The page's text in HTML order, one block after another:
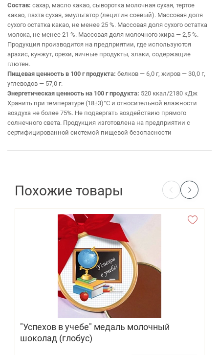
Состав: сахар, масло какао, сыворотка молочная сухая, тертое
какао, пахта сухая, эмульгатор (лецитин соевый). Массовая доля
сухого остатка какао, не менее 25 %. Массовая доля сухого остатка
молока, не менее 21 %. Массовая доля молочного жира — 2,5 %.
Продукция производится на предприятии, где используются
арахис, кунжут, орехи, яичные продукты, злаки, содержащие
глютен.
Пищевая ценность в 100 г продукта: белков — 6,0 г, жиров — 30,0 г,
углеводов — 57,0 г.
Энергетическая ценность на 100 г продукта: 520 ккал/2180 кДж
Хранить при температуре (18±3)°С и относительной влажности
воздуха не более 75%. Не подвергать воздействию прямого
солнечного света. Продукция изготовлена на предприятии с
сертифицированной системой пищевой безопасности
Похожие товары
"Успехов в учебе" медаль молочный
шоколад (глобус)